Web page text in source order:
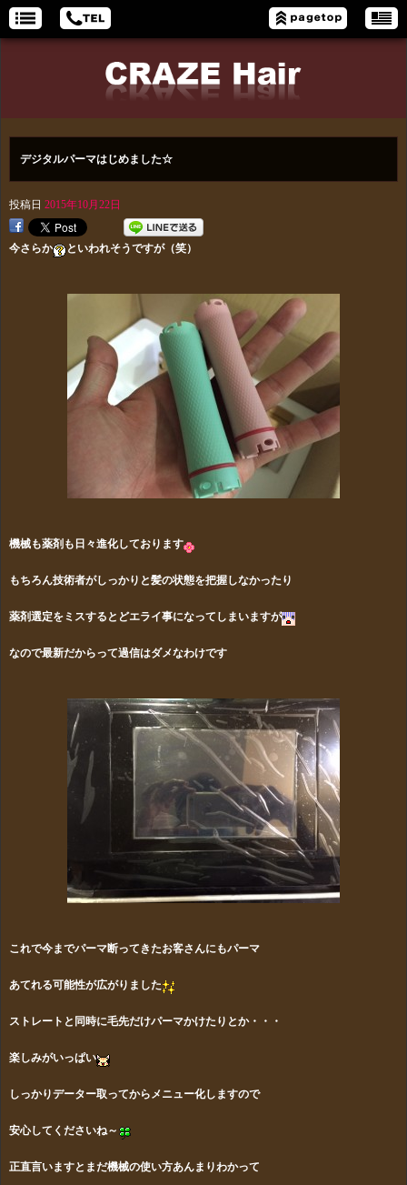
デジタルパーマはじめました☆
投稿日 2015年10月22日
今さらか といわれそうですが（笑）
機械も薬剤も日々進化しております
もちろん技術者がしっかりと髪の状態を把握しなかったり
薬剤選定をミスするとどエライ事になってしまいますが
なので最新だからって過信はダメなわけです
これで今までパーマ断ってきたお客さんにもパーマ
あてれる可能性が広がりました
ストレートと同時に毛先だけパーマかけたりとか・・・
楽しみがいっぱい
しっかりデーター取ってからメニュー化しますので
安心してくださいね～
正直言いますとまだ機械の使い方あんまりわかって